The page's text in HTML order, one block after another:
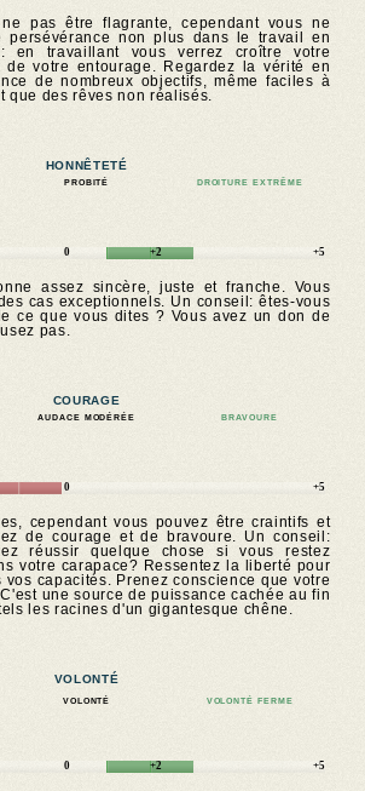
pas être flagrante, cependant vous ne
persévérance non plus dans le travail en
en travaillant vous verrez croître votre
de votre entourage. Regardez la vérité en
de nombreux objectifs, même faciles à
que des rêves non réalisés.
HONNÊTETÉ
PROBITÉ DROITURE EXTRÊME
0 +2 +5
assez sincère, juste et franche. Vous
cas exceptionnels. Un conseil: êtes-vous
ce que vous dites ? Vous avez un don de
pas.
COURAGE
AUDACE MODÉRÉE BRAVOURE
0 +5
cependant vous pouvez être craintifs et
de courage et de bravoure. Un conseil:
réussir quelque chose si vous restez
votre carapace? Ressentez la liberté pour
capacités. Prenez conscience que votre
une source de puissance cachée au fin
les racines d'un gigantesque chêne.
VOLONTÉ
VOLONTÉ VOLONTÉ FERME
0 +2 +5